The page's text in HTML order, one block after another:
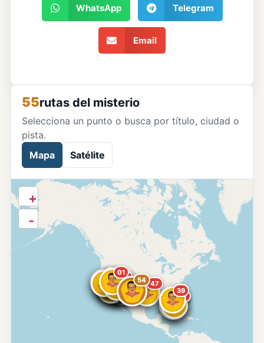
WhatsApp Telegram
Email
55rutas del misterio
Selecciona un punto o busca por título, ciudad o
pista.
Mapa
Satélite
54 53
52
51
50
49
47
46
45
44
43
40
39
36
3226
23
20
19
1716
14
13 11
10
0807
04 03
01
+
-